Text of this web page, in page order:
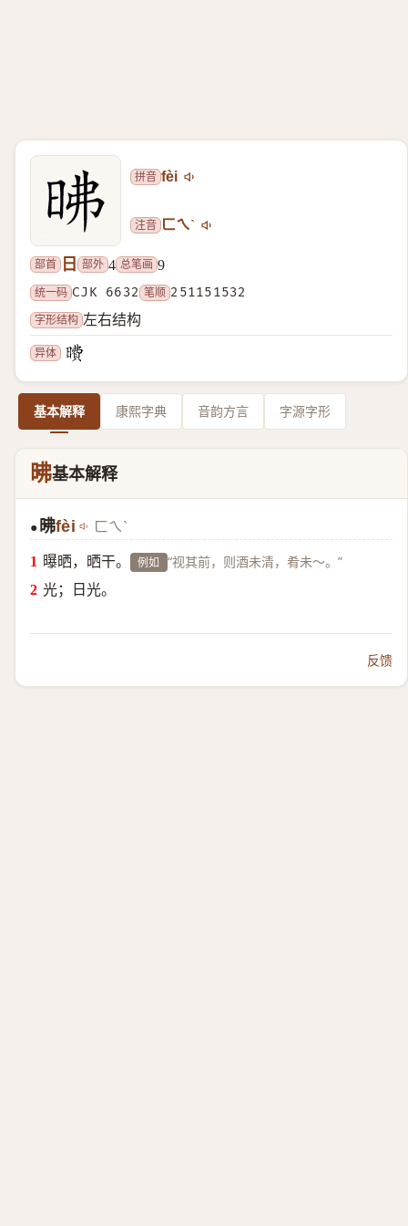
拼音 fèi
注音 ㄈㄟˋ
部首 日 部外 4 总笔画 9
统一码 CJK 6632 笔顺 251151532
字形结构 左右结构
异体
基本解释 康熙字典 音韵方言 字源字形
昲基本解释
● 昲fèi ㄈㄟˋ
曝晒，晒干。 例如 “视其前，则酒未清，肴未～。”
光；日光。
反馈